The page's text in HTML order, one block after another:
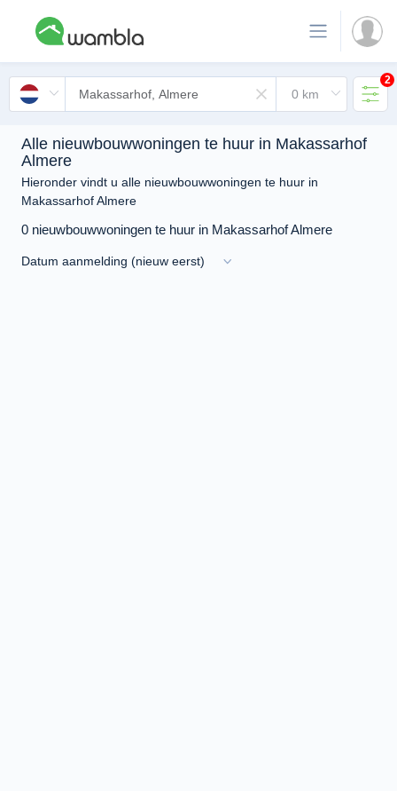
2
Alle nieuwbouwwoningen te huur in Makassarhof
Almere
Hieronder vindt u alle nieuwbouwwoningen te huur in
Makassarhof Almere
0 nieuwbouwwoningen te huur in Makassarhof Almere